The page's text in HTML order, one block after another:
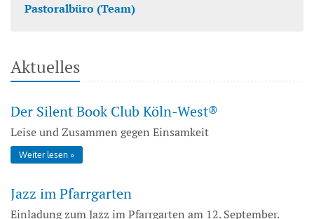
Pastoralbüro (Team)
Aktuelles
Der Silent Book Club Köln-West®
Leise und Zusammen gegen Einsamkeit
Weiter lesen
Jazz im Pfarrgarten
Einladung zum Jazz im Pfarrgarten am 12. September.